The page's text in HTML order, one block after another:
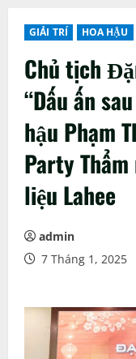
GIẢI TRÍ HOA HẬU
Chủ tịch
“Dấu ấn
hậu Phạm
Party
liệu Lahee
admin
7 Tháng 1, 2025